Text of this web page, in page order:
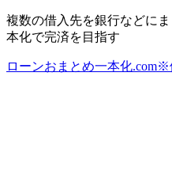
複数の借入先を銀行などに
本化で完済を目指す
ローンおまとめ一本化